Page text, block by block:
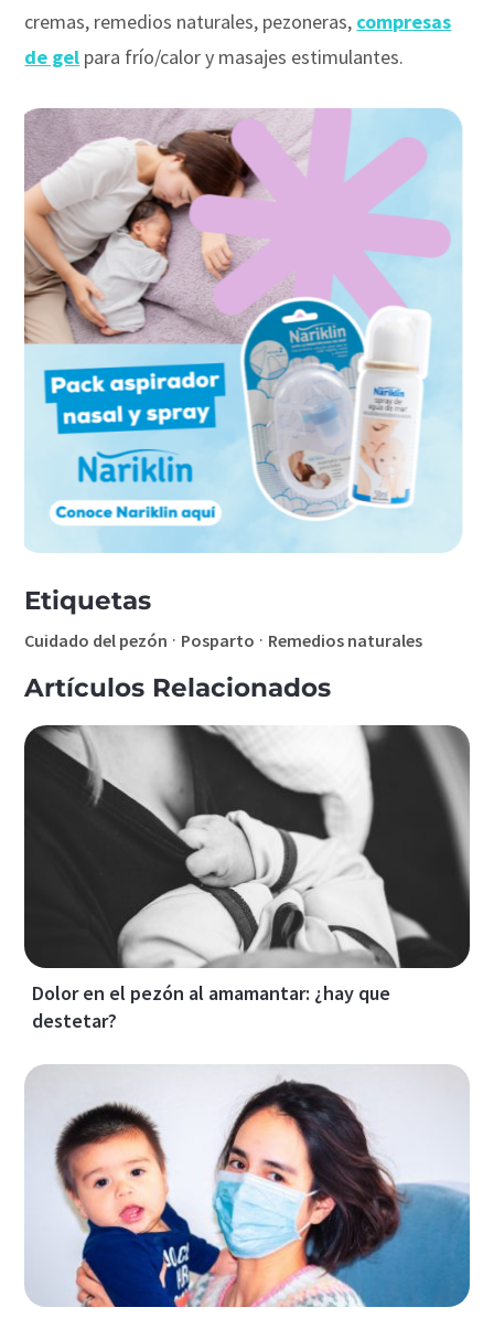
cremas, remedios naturales, pezoneras, compresas
de gel para frío/calor y masajes estimulantes.
Etiquetas
Cuidado del pezón · Posparto · Remedios naturales
Artículos Relacionados
Dolor en el pezón al amamantar: ¿hay que
destetar?